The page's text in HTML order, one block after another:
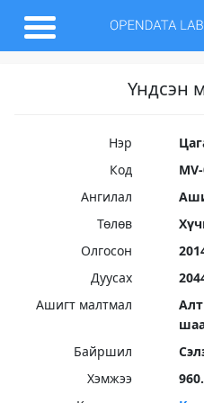
Үндсэн
Нэр
Код
Ангилал
Төлөв
Олгосон
Дуусах
Ашигт малтмал
Байршил
Хэмжээ